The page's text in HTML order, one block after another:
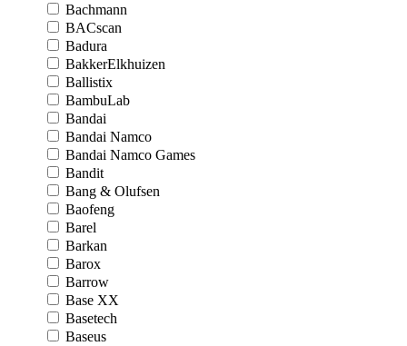
Bachmann
BACscan
Badura
BakkerElkhuizen
Ballistix
BambuLab
Bandai
Bandai Namco
Bandai Namco Games
Bandit
Bang & Olufsen
Baofeng
Barel
Barkan
Barox
Barrow
Base XX
Basetech
Baseus